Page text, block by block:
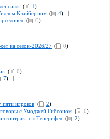
( 1)
Клайберном ( 4)
( 0)
на сезон-2026/27 ( 0)
( 0)
7)
пяти игроков ( 2)
с Умоджей Гибсоном ( 0)
контракт с «Тенерифе» ( 2)